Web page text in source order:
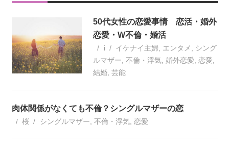
50代女性の恋愛事情 恋活・婚外
恋愛・W不倫・婚活
i イケナイ主婦 エンタメ
シング
ルマザー ,不倫・浮気 ,婚外恋愛 ,恋愛
結婚 ,芸能
肉体関係がなくても不倫？シングルマザーの恋
桜 シングルマザー 不倫・浮気, 恋愛